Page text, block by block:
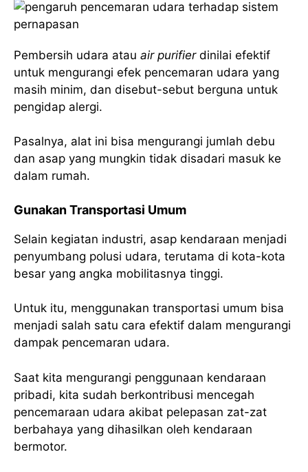
Pembersih udara atau air purifier dinilai efektif
untuk mengurangi efek pencemaran udara yang
masih minim, dan disebut-sebut berguna untuk
pengidap alergi.
Pasalnya, alat ini bisa mengurangi jumlah debu
dan asap yang mungkin tidak disadari masuk ke
dalam rumah.
Gunakan Transportasi Umum
Selain kegiatan industri, asap kendaraan menjadi
penyumbang polusi udara, terutama di kota-kota
besar yang angka mobilitasnya tinggi.
Untuk itu, menggunakan transportasi umum bisa
menjadi salah satu cara efektif dalam mengurangi
dampak pencemaran udara.
Saat kita mengurangi penggunaan kendaraan
pribadi, kita sudah berkontribusi mencegah
pencemaraan udara akibat pelepasan zat-zat
berbahaya yang dihasilkan oleh kendaraan
bermotor.